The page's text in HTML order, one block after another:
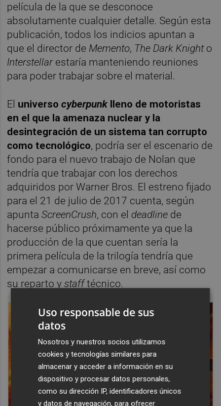
película de la que se desconoce
absolutamente cualquier detalle. Según esta
publicación, todos los indicios apuntan a
que el director de Memento, The Dark Knight o
Interstellarestaría manteniendo reuniones
para poder trabajar sobre el material.
El universocyberpunklleno de motoristas
en el que la amenaza nuclear y la
desintegración de un sistema tan corrupto
como tecnológico, podría ser el escenario de
fondo para el nuevo trabajo de Nolan que
tendría que trabajar con los derechos
adquiridos por Warner Bros. El estreno fijado
para el 21 de julio de 2017 cuenta, según
apuntaScreenCrush, con el deadline de
hacerse público próximamente ya que la
producción de la que cuentan sería la
primera película de la trilogía tendría que
empezar a comunicarse en breve, así como
su reparto ystafftécnico.
Uso responsable de sus
datos
Nosotros y nuestros socios utilizamos
cookies y tecnologías similares para
almacenar y acceder a información en su
dispositivo y procesar datos personales,
como su dirección IP, identificadores únicos
y datos de navegación, para ofrecer